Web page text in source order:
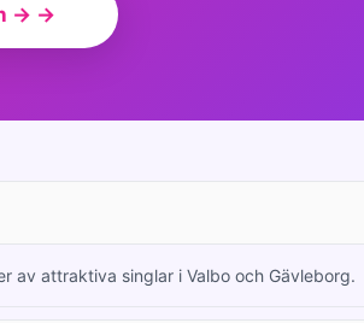
→ →
av attraktiva singlar i Valbo och Gävleborg.